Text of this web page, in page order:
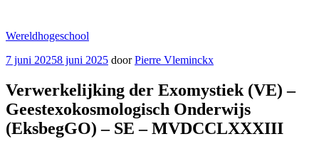
de
Wereldhogeschool
Geplaatst
7 juni 20258 juni 2025 doorPierre Vleminckx
Verwerkelijking der Exomystiek (VE) –
Geestexokosmologisch Onderwijs
(EksbegGO) – SE – MVDCCLXXXIII